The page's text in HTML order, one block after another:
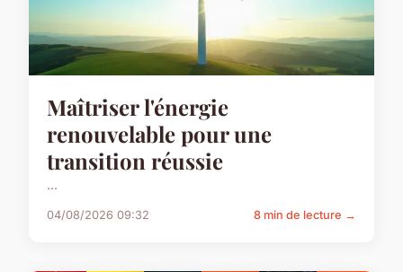
Maîtriser l'énergie
renouvelable pour une
transition réussie
...
04/08/2026 09:32 8 min de lecture →